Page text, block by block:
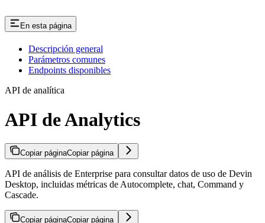
En esta página
Descripción general
Parámetros comunes
Endpoints disponibles
API de analítica
API de Analytics
Copiar páginaCopiar página
API de análisis de Enterprise para consultar datos de uso de Devin
Desktop, incluidas métricas de Autocomplete, chat, Command y
Cascade.
Copiar páginaCopiar página